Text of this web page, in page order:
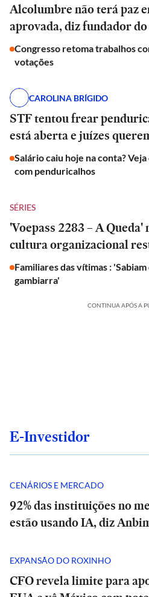
Alcolumbre não terá paz
aprovada, diz fundador
Congresso retoma trabalhos
votações
CAROLINA BRÍGIDO
STF tentou frear
está aberta e juízes
Salário caiu hoje na conta?
com penduricalhos
SÉRIES
'Voepass 2283 – A
cultura organizacional
Familiares das vítimas :
gambiarra'
CONTINUA APÓS A
E-Investidor
CENÁRIOS E MERCADO
92% das instituições no
estão usando IA, diz
EXPANSÃO DO ROXINHO
CFO revela limite para